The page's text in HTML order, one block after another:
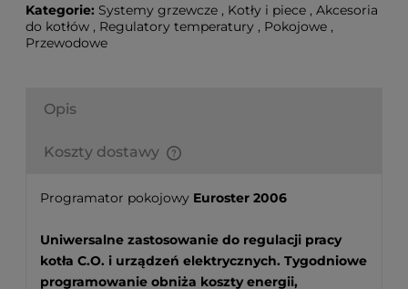
Kategorie: Systemy grzewcze , Kotły i piece , Akcesoria
do kotłów , Regulatory temperatury , Pokojowe ,
Przewodowe
Opis
Koszty dostawy
produktów które się w nim znajdują.
Programator pokojowy Euroster 2006
Uniwersalne zastosowanie do regulacji pracy
kotła C.O. i urządzeń elektrycznych. Tygodniowe
programowanie obniża koszty energii,